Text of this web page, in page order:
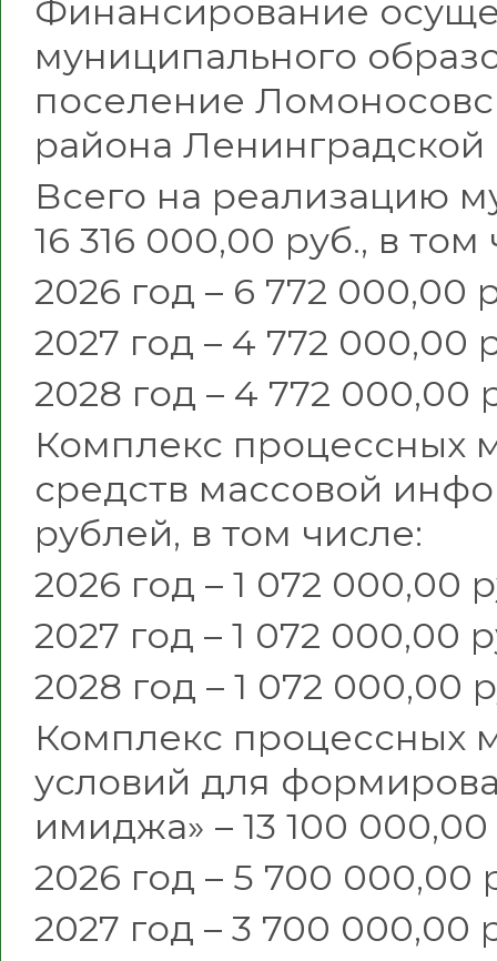
Финансирование
муниципального
поселение
района Ленинградской
Всего на реализацию
16 316 000,00 руб., в том
2026 год – 6 772 000,00
2027 год – 4 772 000,00
2028 год – 4 772 000,00
Комплекс процессных
средств массовой
рублей, в том числе:
2026 год – 1 072 000,00
2027 год – 1 072 000,00
2028 год – 1 072 000,00
Комплекс процессных
условий для
имиджа» – 13 100
2026 год – 5 700 000,00
2027 год – 3 700 000,00